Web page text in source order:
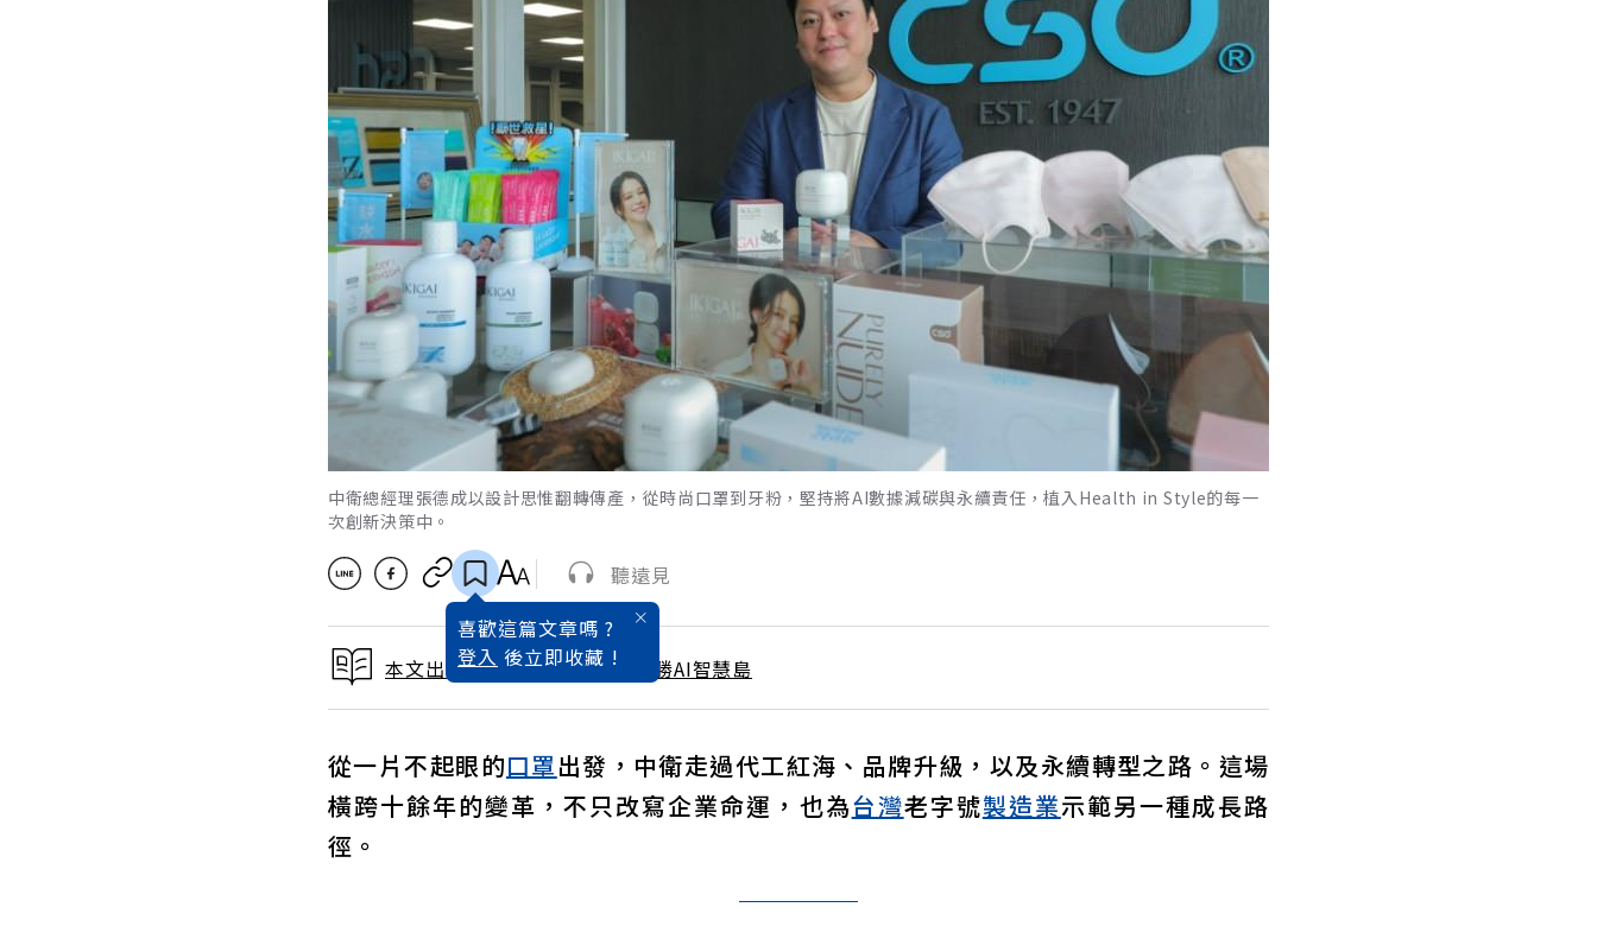
中衛總經理張德成以設計思惟翻轉傳產，從時尚口罩到牙粉，堅持將AI數據減碳與永續責任，植入Health in Style的每一
次創新決策中。
喜歡這篇文章嗎 ?
登入 後立即收藏 !
聽遠見
本文出自 2026 / 1月號雜誌 決勝AI智慧島
從一片不起眼的口罩出發，中衛走過代工紅海、品牌升級，以及永續轉型之路。這場
橫跨十餘年的變革，不只改寫企業命運，也為台灣老字號製造業示範另一種成長路
徑。